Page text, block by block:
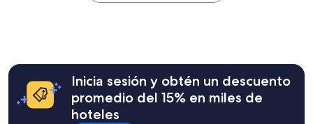
h
o
m
para
una
estadía
de
Inicia sesión y obtén un descuento
promedio del 15% en miles de
hoteles